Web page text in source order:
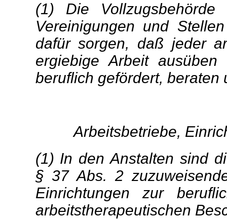
(1) Die
Vereinigungen und
dafür sorgen, daß jeder
ergiebige Arbeit
beruflich gefördert, beraten
Arbeitsbetriebe,
(1) In den Anstalten sind
§ 37 Abs. 2
Einrichtungen zur
arbeitstherapeutischen